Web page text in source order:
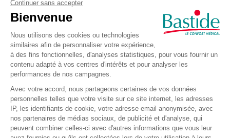
concentre unequantité élevée de cellulose et de
superabsorbant
absorption ciblée
, là où les fuites surviennent le plus
souvent.
Technologie Quick-Dry
La
technologie Quick-Dry
d’acquisition sous le voile de surface, permet une
absorption rapide des liquides, limitant leur contact
avec la peau et améliorant la sensation de sec.